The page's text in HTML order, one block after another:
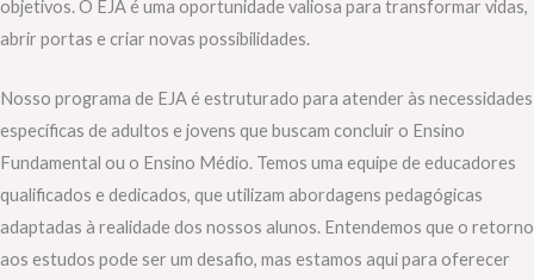
objetivos. O EJA é uma oportunidade valiosa para transformar vidas,
abrir portas e criar novas possibilidades.
Nosso programa de EJA é estruturado para atender às necessidades
específicas de adultos e jovens que buscam concluir o Ensino
Fundamental ou o Ensino Médio. Temos uma equipe de educadores
qualificados e dedicados, que utilizam abordagens pedagógicas
adaptadas à realidade dos nossos alunos. Entendemos que o retorno
aos estudos pode ser um desafio, mas estamos aqui para oferecer